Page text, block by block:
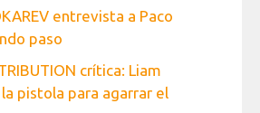
entrevista a Paco
paso
crítica: Liam
pistola para agarrar el